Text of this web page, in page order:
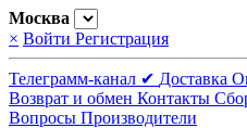
Москва
× Войти Регистрация
Телеграмм-канал ✔ Доставка
Возврат и обмен Контакты
Вопросы Производители